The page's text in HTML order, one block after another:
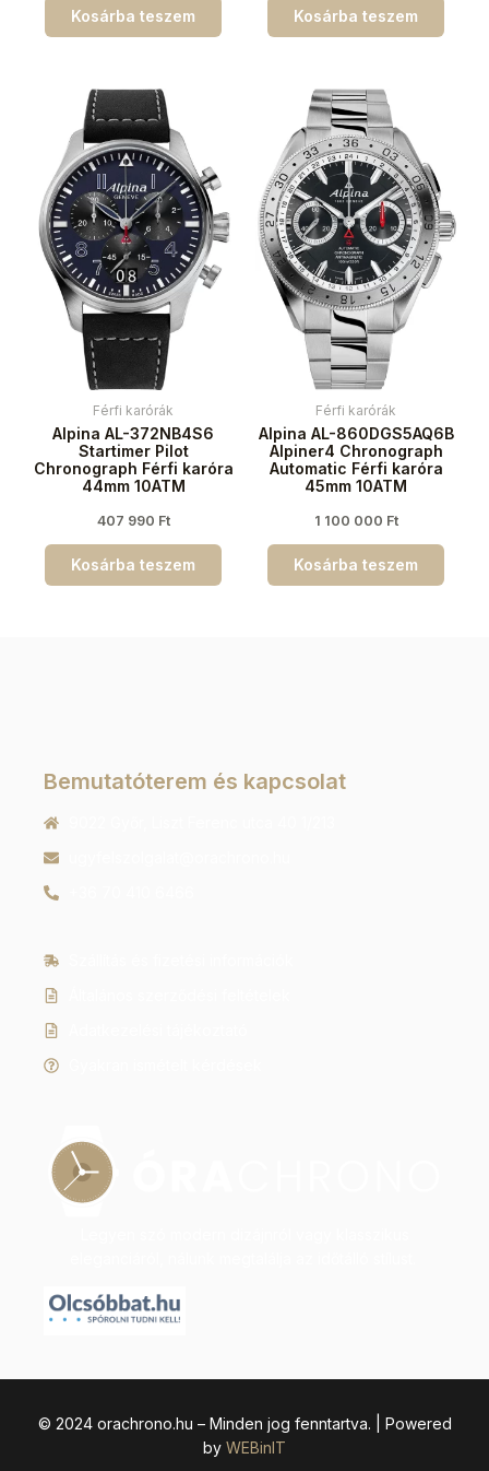
Kosárba teszem Kosárba teszem
Férfi karórák
Alpina AL-372NB4S6
Startimer Pilot
Chronograph Férfi karóra
44mm 10ATM
407 990 Ft
Kosárba teszem
Férfi karórák
Alpina AL-860DGS5AQ6B
Alpiner4 Chronograph
Automatic Férfi karóra
45mm 10ATM
1 100 000 Ft
Kosárba teszem
Bemutatóterem és kapcsolat
© 2024 orachrono.hu – Minden jog fenntartva. | Powered
by WEBinIT